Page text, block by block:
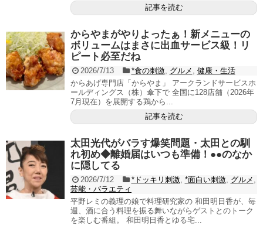
記事を読む
からやまがやりよったぁ！新メニューの
ボリュームはまさに出血サービス級！リ
ピート必至だね
2026/7/13 *食の刺激 グルメ
健康・生活
からあげ専門店「からやま」 アークランドサービスホ
ールディングス（株）傘下で 全国に128店舗（2026年
7月現在）を展開する鶏から...
記事を読む
太田光代がバラす爆笑問題・太田との馴
れ初め◆離婚届はいつも準備！●●のなか
に隠してる
2026/7/12 *ドッキリ刺激 *面白い刺激 グルメ
芸能・バラエティ
平野レミの義理の娘で料理研究家の 和田明日香が、毎
週、酒に合う料理を振る舞いながらゲストとのトーク
を楽しむ番組。 和田明日香とゆる宅...